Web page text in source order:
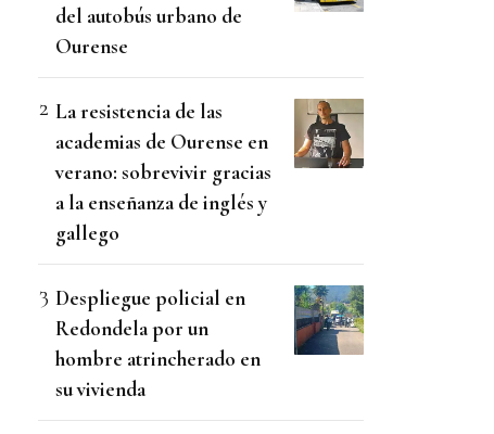
del autobús urbano de
Ourense
La resistencia de las
academias de Ourense en
verano: sobrevivir gracias
a la enseñanza de inglés y
gallego
Despliegue policial en
Redondela por un
hombre atrincherado en
su vivienda